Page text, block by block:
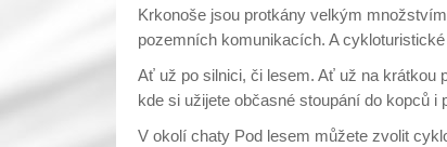
Krkonoše jsou protkány velkým
pozemních komunikacích. A
Ať už po silnici, či lesem. Ať už na krátkou
kde si užijete občasné stoupání do kopců
V okolí chaty Pod lesem můžete zvolit